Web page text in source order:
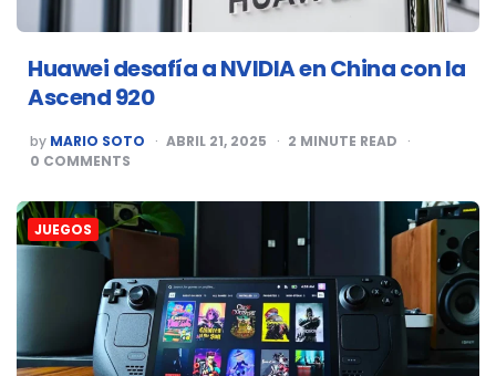
Huawei desafía a NVIDIA en China con la
Ascend 920
POSTED
BY
by MARIO SOTO ABRIL 21, 2025 2 MINUTE READ
0 COMMENTS
JUEGOS